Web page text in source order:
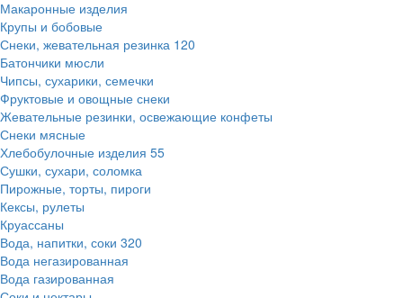
Макаронные изделия
Крупы и бобовые
Снеки, жевательная резинка 120
Батончики мюсли
Чипсы, сухарики, семечки
Фруктовые и овощные снеки
Жевательные резинки, освежающие конфеты
Снеки мясные
Хлебобулочные изделия 55
Сушки, сухари, соломка
Пирожные, торты, пироги
Кексы, рулеты
Круассаны
Вода, напитки, соки 320
Вода негазированная
Вода газированная